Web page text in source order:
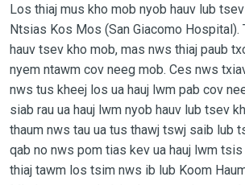
Los thiaj mus kho mob nyob hauv lub
Ntsias Kos Mos (San Giacomo Hospital).
hauv tsev kho mob, mas nws thiaj paub
nyem ntawm cov neeg mob. Ces nws
nws tus kheej los ua hauj lwm pab cov
siab rau ua hauj lwm nyob hauv lub tsev
thaum nws tau ua tus thawj tswj saib lub
qab no nws pom tias kev ua hauj lwm
thiaj tawm los tsim nws ib lub Koom